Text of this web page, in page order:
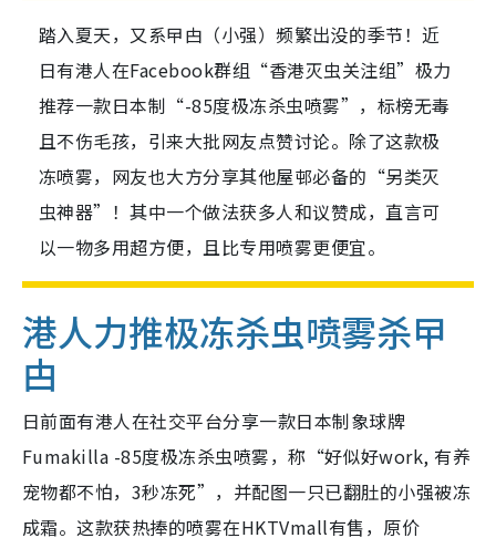
踏入夏天，又系曱甴（小强）频繁出没的季节！近
日有港人在Facebook群组“香港灭虫关注组”极力
推荐一款日本制“-85度极冻杀虫喷雾”，标榜无毒
且不伤毛孩，引来大批网友点赞讨论。除了这款极
冻喷雾，网友也大方分享其他屋邨必备的“另类灭
虫神器”！其中一个做法获多人和议赞成，直言可
以一物多用超方便，且比专用喷雾更便宜。
港人力推极冻杀虫喷雾杀曱
甴
日前面有港人在社交平台分享一款日本制象球牌
Fumakilla -85度极冻杀虫喷雾，称“好似好work, 有养
宠物都不怕，3秒冻死”，并配图一只已翻肚的小强被冻
成霜。这款获热捧的喷雾在HKTVmall有售，原价